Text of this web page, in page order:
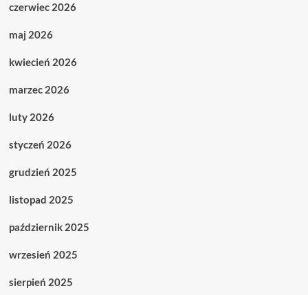
czerwiec 2026
maj 2026
kwiecień 2026
marzec 2026
luty 2026
styczeń 2026
grudzień 2025
listopad 2025
październik 2025
wrzesień 2025
sierpień 2025